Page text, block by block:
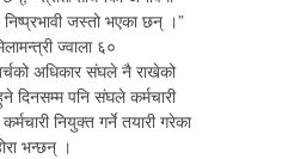
जस्तो भएका छन् ।”
ज्वाला ६०
अधिकार संघले नै राखेको
पनि संघले कर्मचारी
नियुक्त गर्ने तयारी गरेका
भन्छन् ।